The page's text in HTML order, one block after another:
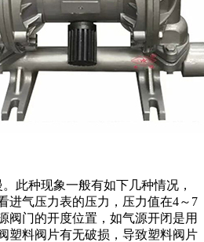
此种现象一般有如下几种情况，
进气压力表的压力，压力值在4～7
阀门的开度位置，如气源开闭是用
塑料阀片有无破损，导致塑料阀片